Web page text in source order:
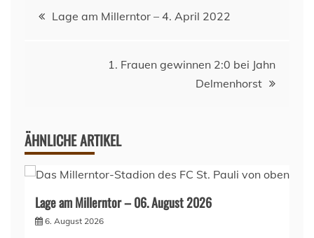
Beitragsnavigation
Lage am Millerntor – 4. April 2022
1. Frauen gewinnen 2:0 bei Jahn
Delmenhorst
ÄHNLICHE ARTIKEL
Lage am Millerntor – 06. August 2026
6. August 2026